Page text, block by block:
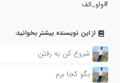
#واو_الف
از این نویسنده بیشتر بخوانید:
شروع کن به رفتن
بگو کجا برم